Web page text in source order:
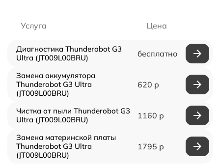
Услуга Цена
Диагностика Thunderobot G3
Ultra (JT009L00BRU)
бесплатно
Замена аккумулятора
Thunderobot G3 Ultra
(JT009L00BRU)
620 р
Чистка от пыли Thunderobot G3
Ultra (JT009L00BRU)
1160 р
Замена материнской платы
Thunderobot G3 Ultra
(JT009L00BRU)
1795 р